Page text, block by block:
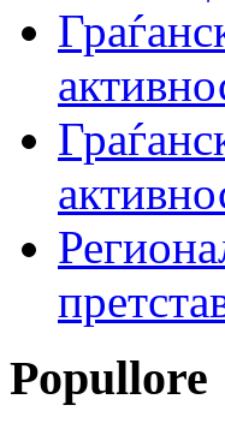
Popullore